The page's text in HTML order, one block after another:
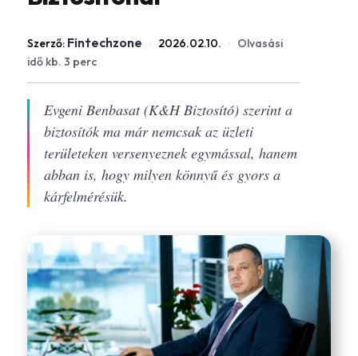
Szerző: Fintechzone · 2026.02.10. · Olvasási
idő kb. 3 perc
Evgeni Benbasat (K&H Biztosító) szerint a
biztosítók ma már nemcsak az üzleti
területeken versenyeznek egymással, hanem
abban is, hogy milyen könnyű és gyors a
kárfelmérésük.